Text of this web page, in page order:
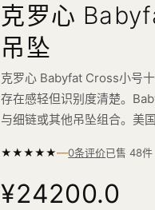
克罗心
吊坠
克罗心 Babyfat Cross小号
存在感轻但识别度清楚。
与细链或其他吊坠组合。美国
★★★★★—0条评价已售48件
¥24200.0